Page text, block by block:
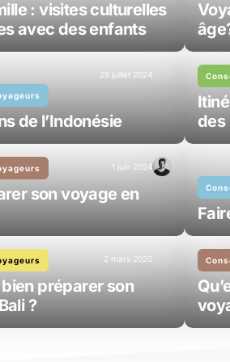
: visites culturelles
avec des enfants
de l’Indonésie
29 juillet 2024
des
son voyage en
1 juin 2024
préparer son
?
2 mars 2020